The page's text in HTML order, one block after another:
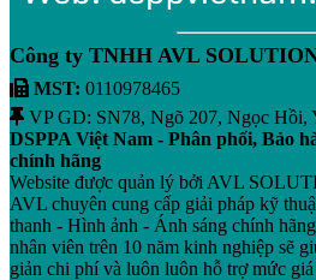
Công ty TNHH AVL
MST: 0110978465
VP GD: SN78, Ngõ 207, Ngọc Hồi,
DSPPA Việt Nam - Phân phối, Bảo
chính hãng
Website được quản lý bởi AVL
AVL chuyên cung cấp giải pháp kỹ
thanh - Hình ảnh - Ánh sáng chính
nhân viên trên 10 năm kinh nghiệp sẽ
giản chi phí và luôn luôn hỗ trợ mức